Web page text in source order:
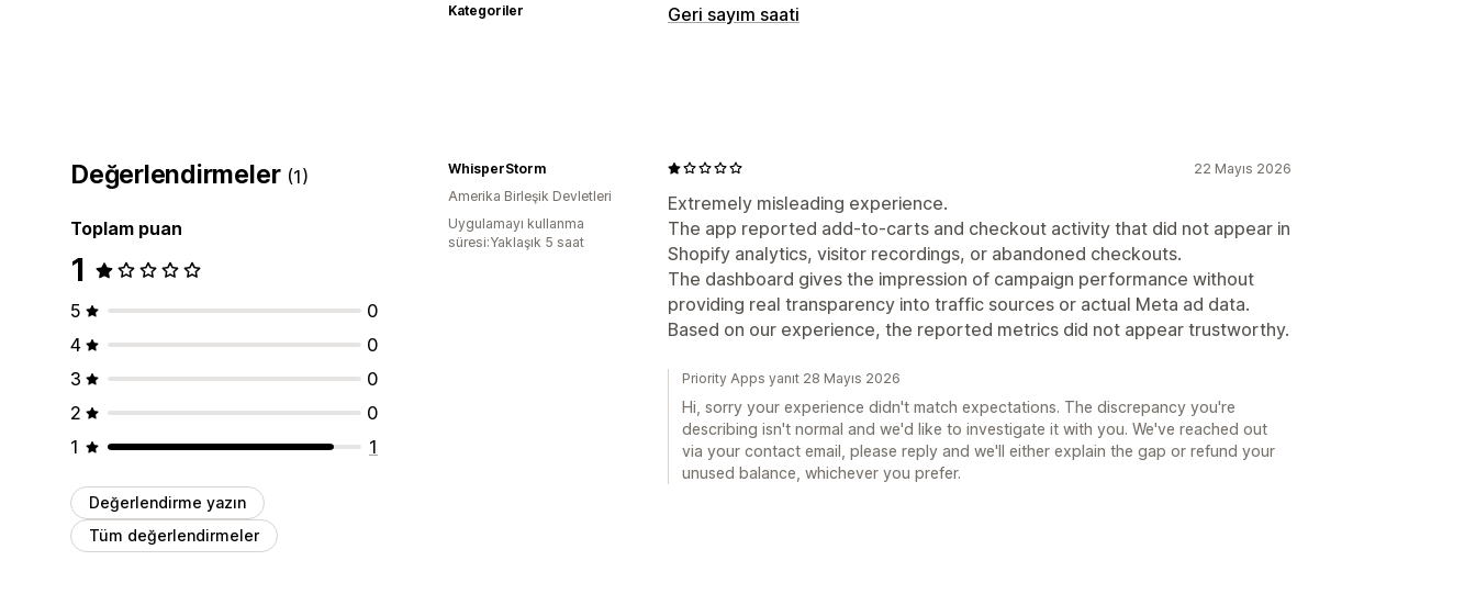
Kategoriler Geri sayım saati
Değerlendirmeler (1)
Toplam puan
1
5
0
4
0
3
0
2
0
1
1
Değerlendirme yazın
Tüm değerlendirmeler
22 Mayıs 2026
Extremely misleading experience.
The app reported add-to-carts and checkout activity that did not appear in
Shopify analytics, visitor recordings, or abandoned checkouts.
The dashboard gives the impression of campaign performance without
providing real transparency into traffic sources or actual Meta ad data.
Based on our experience, the reported metrics did not appear trustworthy.
WhisperStorm
Amerika Birleşik Devletleri
Uygulamayı kullanma
süresi:Yaklaşık 5 saat
Priority Apps yanıt 28 Mayıs 2026
Hi, sorry your experience didn't match expectations. The discrepancy you're
describing isn't normal and we'd like to investigate it with you. We've reached out
via your contact email, please reply and we'll either explain the gap or refund your
unused balance, whichever you prefer.